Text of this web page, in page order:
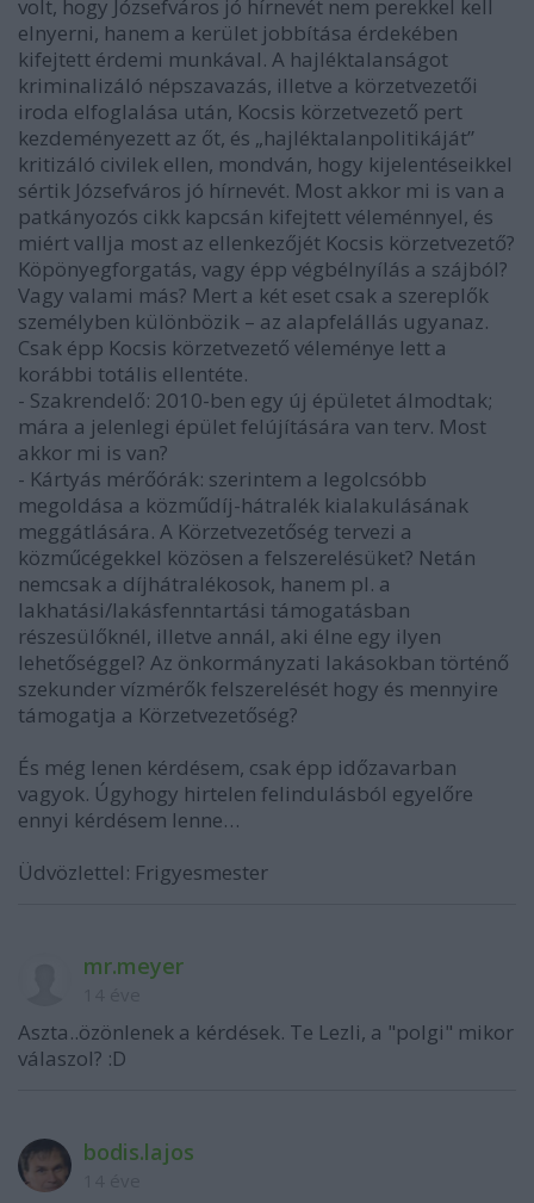
volt, hogy Józsefváros jó hírnevét nem perekkel kell
elnyerni, hanem a kerület jobbítása érdekében
kifejtett érdemi munkával. A hajléktalanságot
kriminalizáló népszavazás, illetve a körzetvezetői
iroda elfoglalása után, Kocsis körzetvezető pert
kezdeményezett az őt, és „hajléktalanpolitikáját”
kritizáló civilek ellen, mondván, hogy kijelentéseikkel
sértik Józsefváros jó hírnevét. Most akkor mi is van a
patkányozós cikk kapcsán kifejtett véleménnyel, és
miért vallja most az ellenkezőjét Kocsis körzetvezető?
Köpönyegforgatás, vagy épp végbélnyílás a szájból?
Vagy valami más? Mert a két eset csak a szereplők
személyben különbözik – az alapfelállás ugyanaz.
Csak épp Kocsis körzetvezető véleménye lett a
korábbi totális ellentéte.
- Szakrendelő: 2010-ben egy új épületet álmodtak;
mára a jelenlegi épület felújítására van terv. Most
akkor mi is van?
- Kártyás mérőórák: szerintem a legolcsóbb
megoldása a közműdíj-hátralék kialakulásának
meggátlására. A Körzetvezetőség tervezi a
közműcégekkel közösen a felszerelésüket? Netán
nemcsak a díjhátralékosok, hanem pl. a
lakhatási/lakásfenntartási támogatásban
részesülőknél, illetve annál, aki élne egy ilyen
lehetőséggel? Az önkormányzati lakásokban történő
szekunder vízmérők felszerelését hogy és mennyire
támogatja a Körzetvezetőség?
És még lenen kérdésem, csak épp időzavarban
vagyok. Úgyhogy hirtelen felindulásból egyelőre
ennyi kérdésem lenne…
Üdvözlettel: Frigyesmester
mr.meyer
Aszta..özönlenek a kérdések. Te Lezli, a "polgi" mikor
válaszol? :D
bodis.lajos